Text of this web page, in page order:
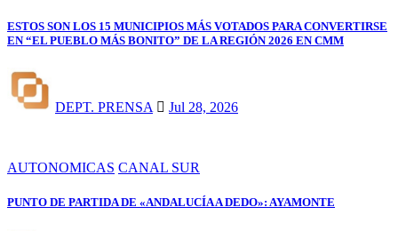
ESTOS SON LOS 15 MUNICIPIOS MÁS VOTADOS PARA CONVERTIRSE
EN “EL PUEBLO MÁS BONITO” DE LA REGIÓN 2026 EN CMM
DEPT. PRENSA Jul 28, 2026
AUTONOMICAS CANAL SUR
PUNTO DE PARTIDA DE «ANDALUCÍA A DEDO»: AYAMONTE